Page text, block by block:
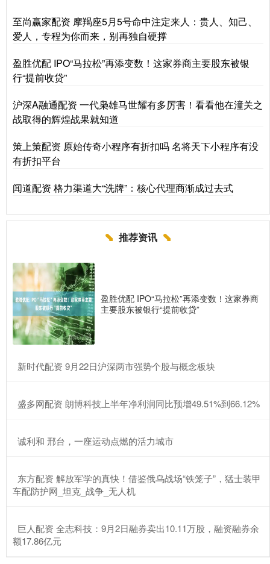
至尚赢家配资 摩羯座5月5号命中注定来人：贵人、知己、
爱人，专程为你而来，别再独自硬撑
盈胜优配 IPO“马拉松”再添变数！这家券商主要股东被银
行“提前收贷”
沪深A融通配资 一代枭雄马世耀有多厉害！看看他在潼关之
战取得的辉煌战果就知道
策上策配资 原始传奇小程序有折扣吗 名将天下小程序有没
有折扣平台
闻道配资 格力渠道大“洗牌”：核心代理商渐成过去式
推荐资讯
盈胜优配 IPO“马拉松”再添变数！这家券商
主要股东被银行“提前收贷”
​新时代配资 9月22日沪深两市强势个股与概念板块
​盛多网配资 朗博科技上半年净利润同比预增49.51%到66.12%
​诚利和 邢台，一座运动点燃的活力城市
​东方配资 解放军学的真快！借鉴俄乌战场“铁笼子”，猛士装甲
车配防护网_坦克_战争_无人机
​巨人配资 全志科技：9月2日融券卖出10.11万股，融资融券余
额17.86亿元